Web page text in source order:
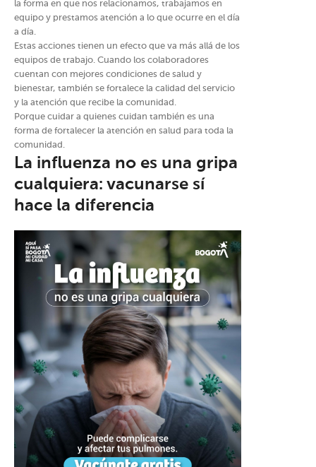
la forma en que nos relacionamos, trabajamos en
equipo y prestamos atención a lo que ocurre en el día
a día.
Estas acciones tienen un efecto que va más allá de los
equipos de trabajo. Cuando los colaboradores
cuentan con mejores condiciones de salud y
bienestar, también se fortalece la calidad del servicio
y la atención que recibe la comunidad.
Porque cuidar a quienes cuidan también es una
forma de fortalecer la atención en salud para toda la
comunidad.
La influenza no es una gripa
cualquiera: vacunarse sí
hace la diferencia